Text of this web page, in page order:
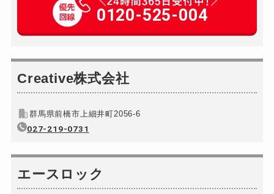
玄関カギ作成 16,500円～(税込)
玄関カギ交換 15,400円～(税込)
バイクカギ開け
バイクカギ作成
スーツケースカギ開け
金庫カギ修理
ロッカーカギ開け
0120-525-004
Creative株式会社
群馬県前橋市上細井町2056-6
027-219-0731
エースロック